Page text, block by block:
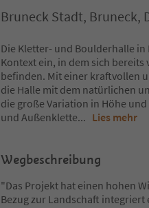
Bruneck Stadt,
Die Kletter- und Boulderhalle
Kontext ein, in dem sich
befinden. Mit einer kraftvollen
die Halle mit dem natürlichen
die große Variation in Höhe
und Außenklette... Lies mehr
Wegbeschreibung
"Das Projekt hat einen hohen
Bezug zur Landschaft integriert